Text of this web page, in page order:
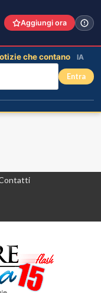
Aggiungi ora
che contano IA
Entra